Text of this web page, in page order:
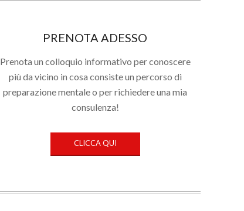
PRENOTA ADESSO
Prenota un colloquio informativo per conoscere
più da vicino in cosa consiste un percorso di
preparazione mentale o per richiedere una mia
consulenza!
CLICCA QUI